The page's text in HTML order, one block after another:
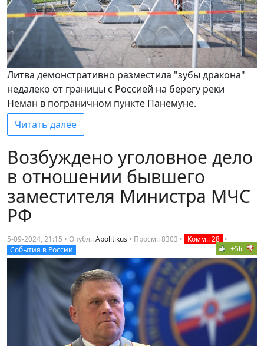
Литва демонстративно разместила "зубы дракона"
недалеко от границы с Россией на берегу реки
Неман в пограничном пункте Панемуне.
Читать далее
Возбуждено уголовное дело
в отношении бывшего
заместителя Министра МЧС
РФ
5-09-2024, 21:15 • Опубл.:Apolitikus • Просм.: 8303 • Комм.: 28 •
События в России
+56